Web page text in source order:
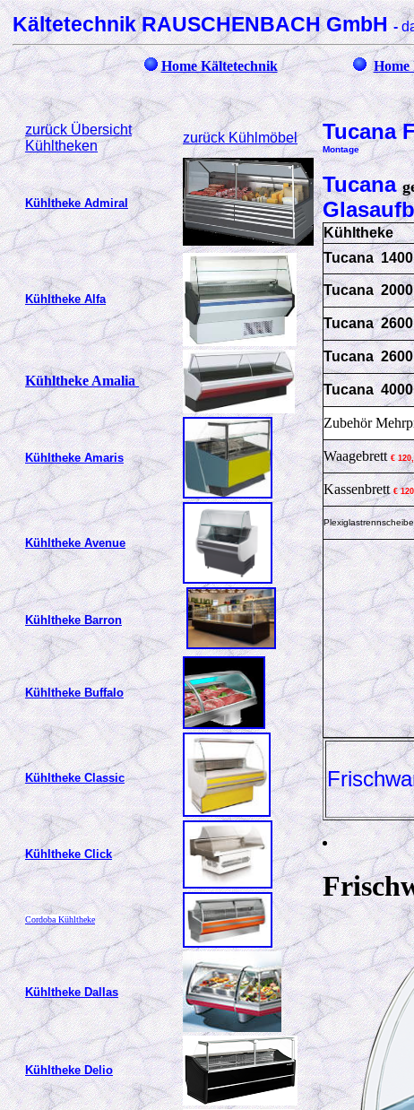
Kältetechnik RAUSCHENBACH GmbH-
Home Kältetechnik Home
zurück Übersicht
Kühltheken
zurück Kühlmöbel
Kühltheke Admiral
Kühltheke Alfa
Kühltheke Amalia
Kühltheke Amaris
Kühltheke Avenue
Kühltheke Barron
Kühltheke Buffalo
Kühltheke Classic
Kühltheke Click
Cordoba Kühltheke
Kühltheke Dallas
Kühltheke Delio
Tucana
Montage
Tucana
Kühltheke
Tucana 1400
Tucana 2000
Tucana 2600
Tucana 2600
Tucana 4000
Zubehör
Waagebrett€
Kassenbrett€